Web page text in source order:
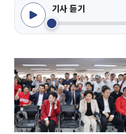
기사 듣기